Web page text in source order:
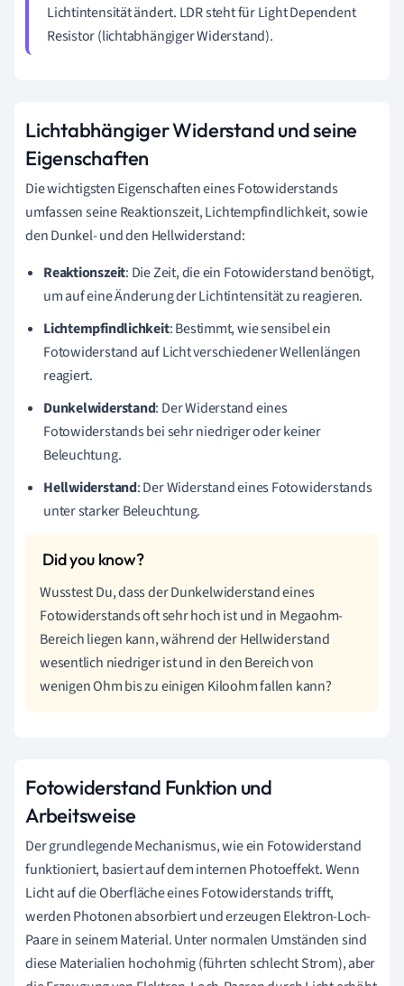
Lichtintensität ändert. LDR steht für Light Dependent
Resistor (lichtabhängiger Widerstand).
Lichtabhängiger Widerstand und seine
Eigenschaften
Die wichtigsten Eigenschaften eines Fotowiderstands
umfassen seine Reaktionszeit, Lichtempfindlichkeit, sowie
den Dunkel- und den Hellwiderstand:
Reaktionszeit: Die Zeit, die ein Fotowiderstand benötigt,
um auf eine Änderung der Lichtintensität zu reagieren.
Lichtempfindlichkeit: Bestimmt, wie sensibel ein
Fotowiderstand auf Licht verschiedener Wellenlängen
reagiert.
Dunkelwiderstand: Der Widerstand eines
Fotowiderstands bei sehr niedriger oder keiner
Beleuchtung.
Hellwiderstand: Der Widerstand eines Fotowiderstands
unter starker Beleuchtung.
Wusstest Du, dass der Dunkelwiderstand eines
Fotowiderstands oft sehr hoch ist und in Megaohm-
Bereich liegen kann, während der Hellwiderstand
wesentlich niedriger ist und in den Bereich von
wenigen Ohm bis zu einigen Kiloohm fallen kann?
Fotowiderstand Funktion und
Arbeitsweise
Der grundlegende Mechanismus, wie ein Fotowiderstand
funktioniert, basiert auf dem internen Photoeffekt. Wenn
Licht auf die Oberfläche eines Fotowiderstands trifft,
werden Photonen absorbiert und erzeugen Elektron-Loch-
Paare in seinem Material. Unter normalen Umständen sind
diese Materialien hochohmig (führten schlecht Strom), aber